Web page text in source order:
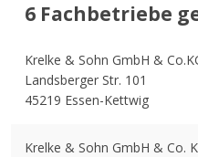
6 Fachbetriebe
Krelke & Sohn GmbH &
Landsberger Str. 101
45219 Essen-Kettwig
Krelke & Sohn GmbH & Co.